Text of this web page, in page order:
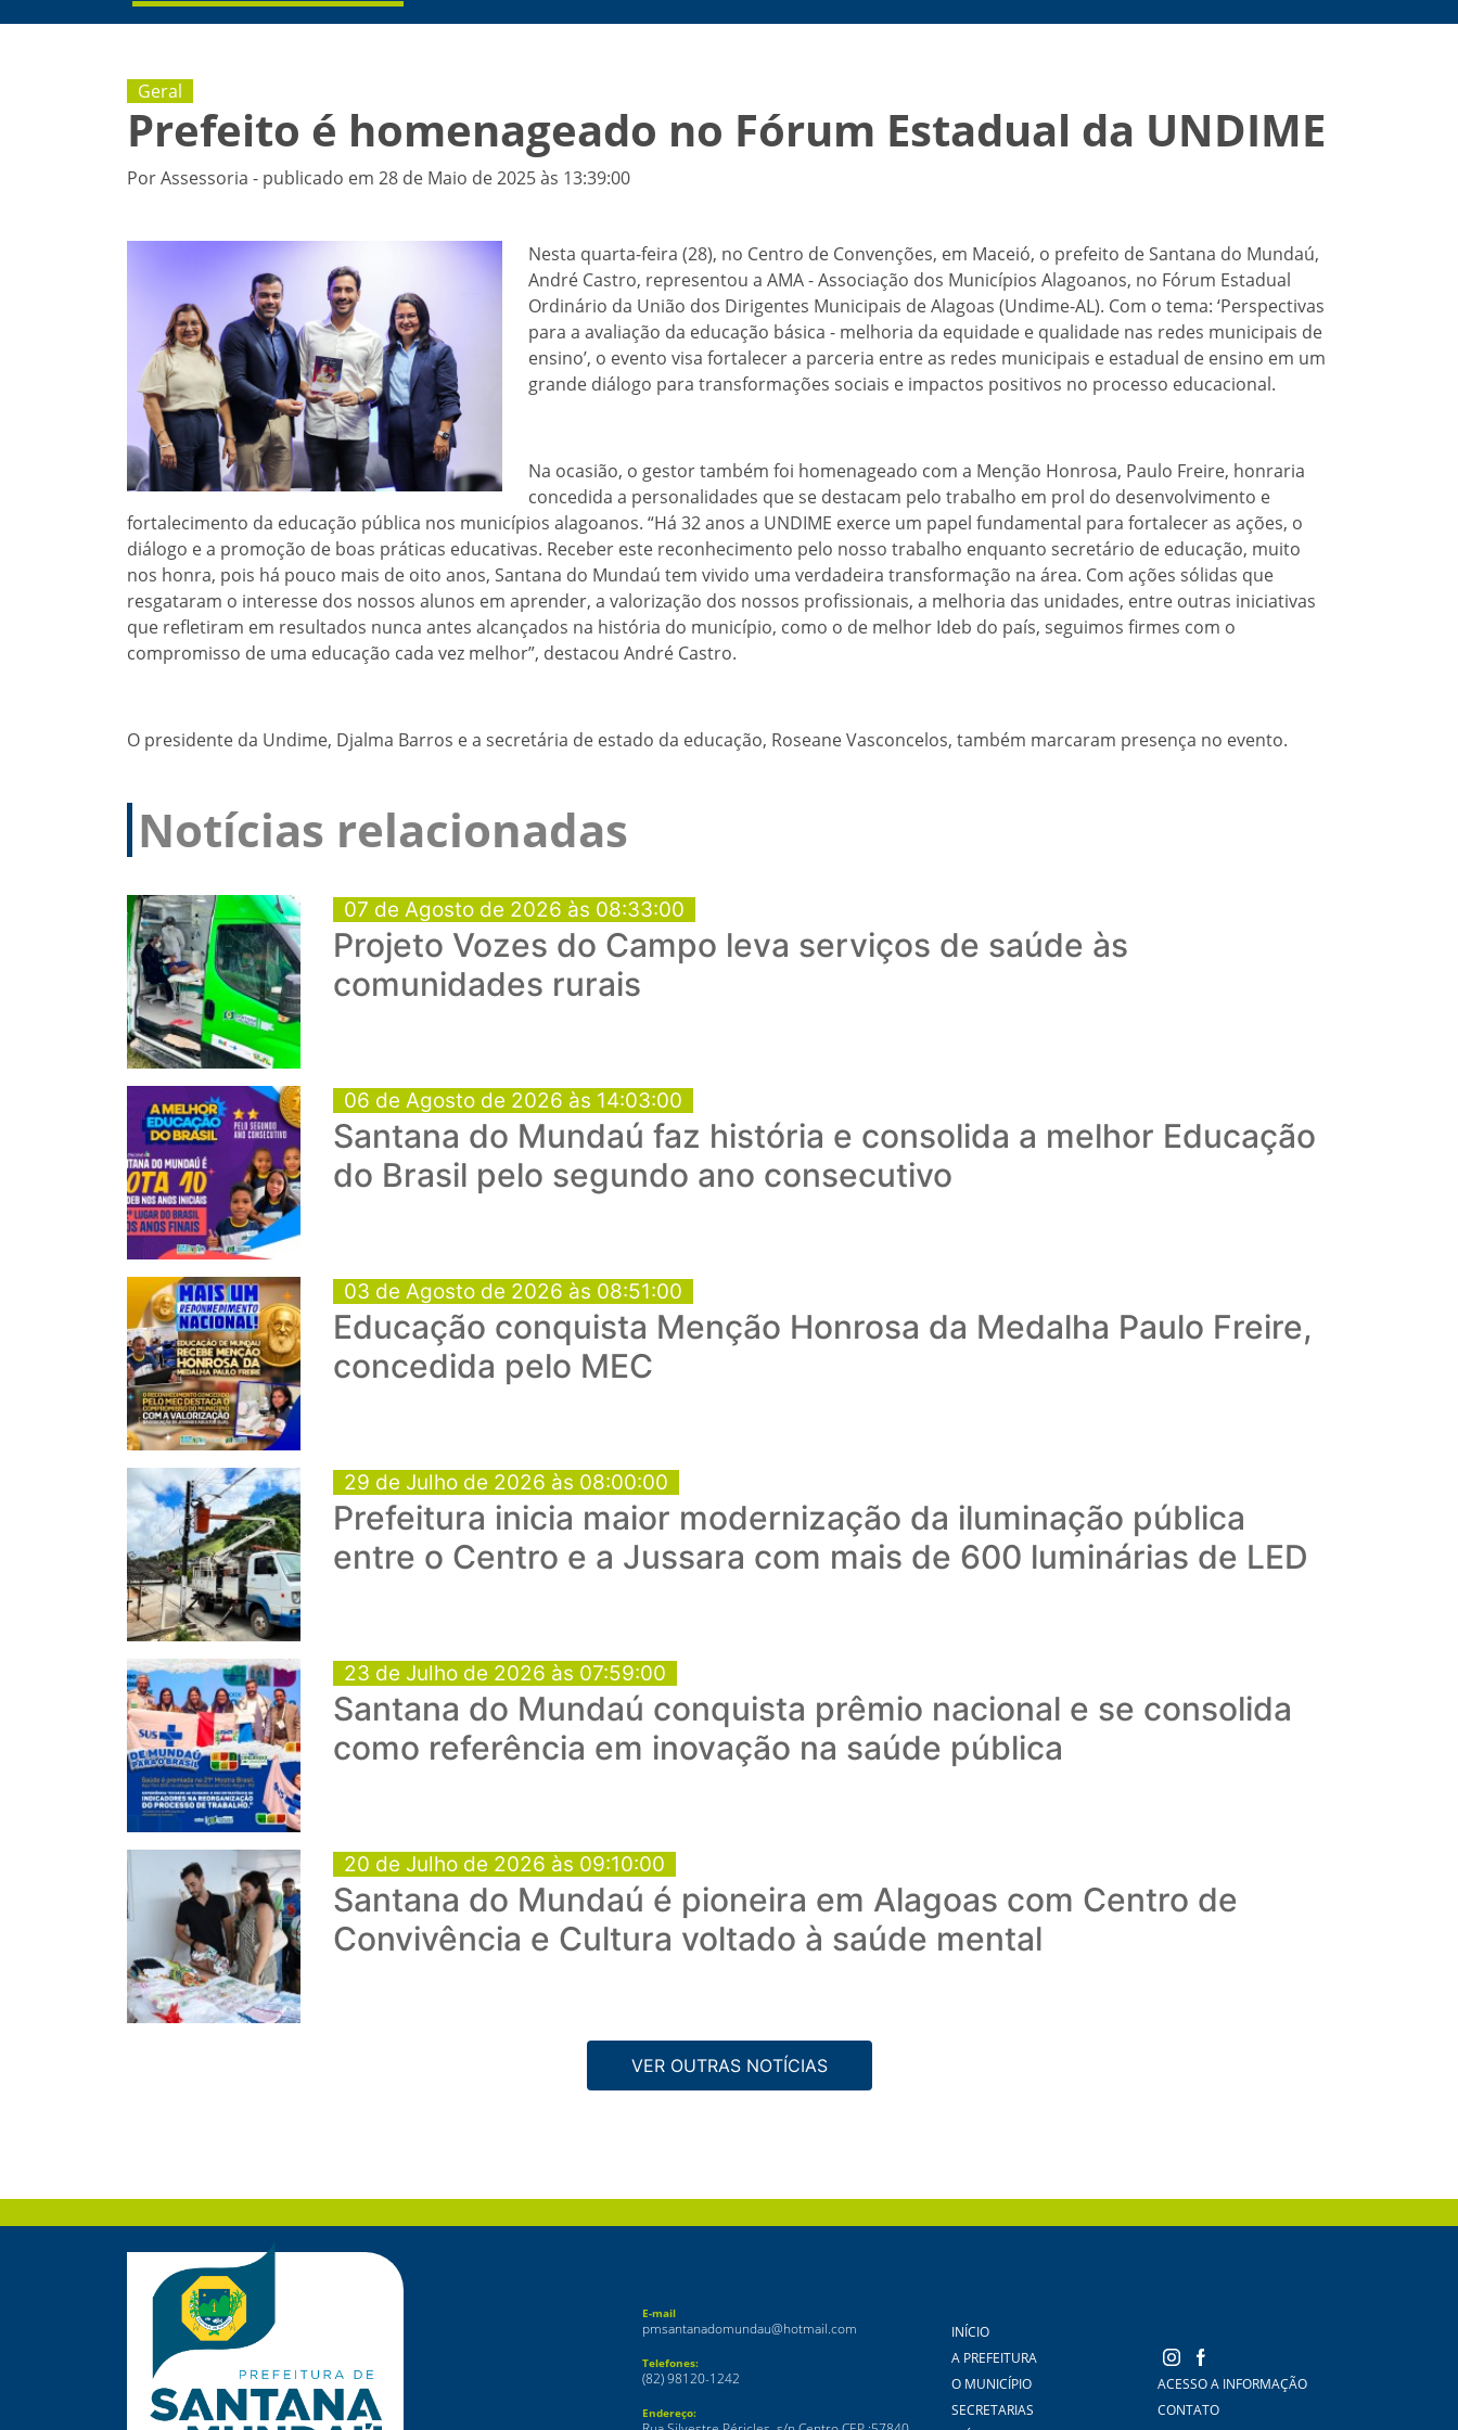
Geral
Prefeito é homenageado no Fórum Estadual da UNDIME
Por Assessoria - publicado em 28 de Maio de 2025 às 13:39:00
Nesta quarta-feira (28), no Centro de Convenções, em Maceió, o prefeito de Santana do Mundaú,
André Castro, representou a AMA - Associação dos Municípios Alagoanos, no Fórum Estadual
Ordinário da União dos Dirigentes Municipais de Alagoas (Undime-AL). Com o tema: ‘Perspectivas
para a avaliação da educação básica - melhoria da equidade e qualidade nas redes municipais de
ensino’, o evento visa fortalecer a parceria entre as redes municipais e estadual de ensino em um
grande diálogo para transformações sociais e impactos positivos no processo educacional.
Na ocasião, o gestor também foi homenageado com a Menção Honrosa, Paulo Freire, honraria
concedida a personalidades que se destacam pelo trabalho em prol do desenvolvimento e
fortalecimento da educação pública nos municípios alagoanos. “Há 32 anos a UNDIME exerce um papel fundamental para fortalecer as ações, o
diálogo e a promoção de boas práticas educativas. Receber este reconhecimento pelo nosso trabalho enquanto secretário de educação, muito
nos honra, pois há pouco mais de oito anos, Santana do Mundaú tem vivido uma verdadeira transformação na área. Com ações sólidas que
resgataram o interesse dos nossos alunos em aprender, a valorização dos nossos profissionais, a melhoria das unidades, entre outras iniciativas
que refletiram em resultados nunca antes alcançados na história do município, como o de melhor Ideb do país, seguimos firmes com o
compromisso de uma educação cada vez melhor”, destacou André Castro.
O presidente da Undime, Djalma Barros e a secretária de estado da educação, Roseane Vasconcelos, também marcaram presença no evento.
Notícias relacionadas
07 de Agosto de 2026 às 08:33:00
Projeto Vozes do Campo leva serviços de saúde às
comunidades rurais
06 de Agosto de 2026 às 14:03:00
Santana do Mundaú faz história e consolida a melhor Educação
do Brasil pelo segundo ano consecutivo
03 de Agosto de 2026 às 08:51:00
Educação conquista Menção Honrosa da Medalha Paulo Freire,
concedida pelo MEC
29 de Julho de 2026 às 08:00:00
Prefeitura inicia maior modernização da iluminação pública
entre o Centro e a Jussara com mais de 600 luminárias de LED
23 de Julho de 2026 às 07:59:00
Santana do Mundaú conquista prêmio nacional e se consolida
como referência em inovação na saúde pública
20 de Julho de 2026 às 09:10:00
Santana do Mundaú é pioneira em Alagoas com Centro de
Convivência e Cultura voltado à saúde mental
VER OUTRAS NOTÍCIAS
E-mail
pmsantanadomundau@hotmail.com
Telefones:
(82) 98120-1242
Endereço:
INÍCIO
A PREFEITURA
O MUNICÍPIO
SECRETARIAS
ACESSO A INFORMAÇÃO
CONTATO